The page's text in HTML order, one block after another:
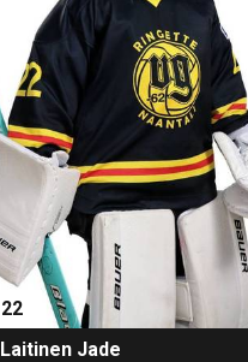
22
Laitinen Jade